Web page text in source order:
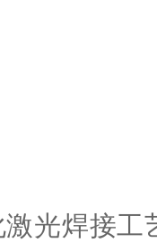
焊接工